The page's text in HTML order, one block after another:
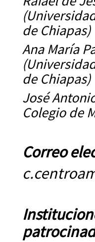
de Chiapas)
Ana María
de Chiapas)
José
Colegio de
Correo